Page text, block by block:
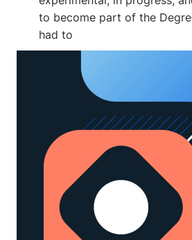
to become part of the
had to